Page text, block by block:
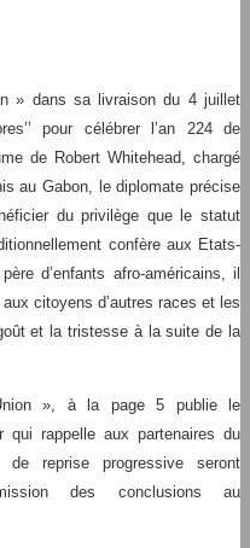
» dans sa livraison du 4 juillet
pour célébrer l’an 224 de
de Robert Whitehead, chargé
au Gabon, le diplomate précise
du privilège que le statut
confère aux Etats-
d’enfants afro-américains, il
citoyens d’autres races et les
et la tristesse à la suite de la
», à la page 5 publie le
qui rappelle aux partenaires du
reprise progressive seront
des conclusions au